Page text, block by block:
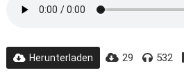
Herunterladen 29 532